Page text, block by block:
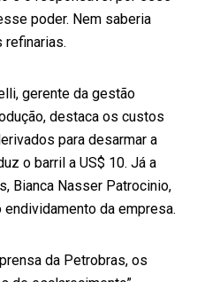
poder. Nem saberia
refinarias.
gerente da gestão
destaca os custos
para desarmar a
o barril a US$ 10. Já a
Bianca Nasser Patrocinio,
da empresa.
da Petrobras, os